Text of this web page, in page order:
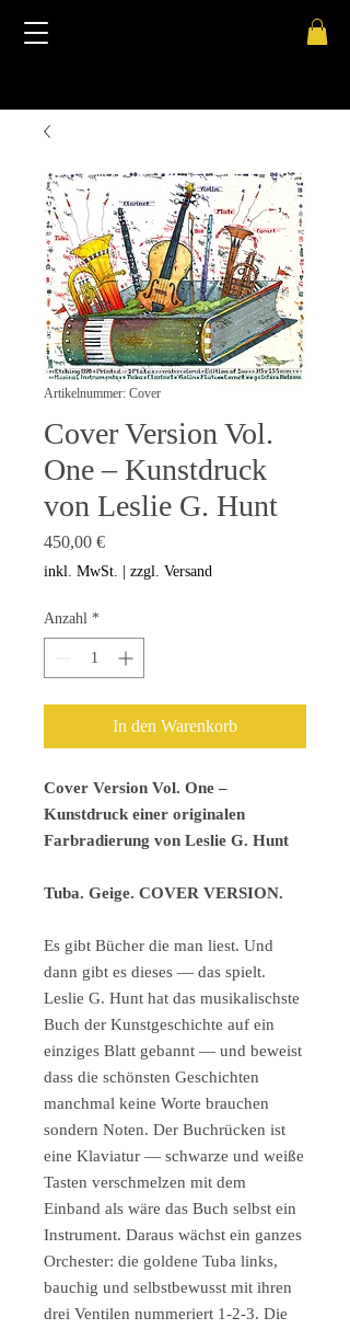
Artikelnummer: Cover
Cover Version Vol.
One – Kunstdruck
von Leslie G. Hunt
450,00 €Preis
inkl. MwSt. zzgl. Versand
Anzahl *
In den Warenkorb
Cover Version Vol. One –
Kunstdruck einer originalen
Farbradierung von Leslie G. Hunt
Tuba. Geige. COVER VERSION.
Es gibt Bücher die man liest. Und
dann gibt es dieses — das spielt.
Leslie G. Hunt hat das musikalischste
Buch der Kunstgeschichte auf ein
einziges Blatt gebannt — und beweist
dass die schönsten Geschichten
manchmal keine Worte brauchen
sondern Noten. Der Buchrücken ist
eine Klaviatur — schwarze und weiße
Tasten verschmelzen mit dem
Einband als wäre das Buch selbst ein
Instrument. Daraus wächst ein ganzes
Orchester: die goldene Tuba links,
bauchig und selbstbewusst mit ihren
drei Ventilen nummeriert 1-2-3. Die